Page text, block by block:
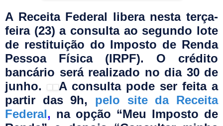
A Receita Federal libera nesta terça-
feira (23) a consulta ao segundo lote
de restituição do Imposto de Renda
Pessoa Física (IRPF). O crédito
bancário será realizado no dia 30 de
junho.
A consulta pode ser feita a
partir das 9h, pelo site da Receita
Federal, na opção “Meu Imposto de